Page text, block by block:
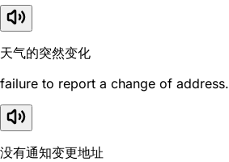
天气的突然变化
failure to report a change of address.
没有通知变更地址